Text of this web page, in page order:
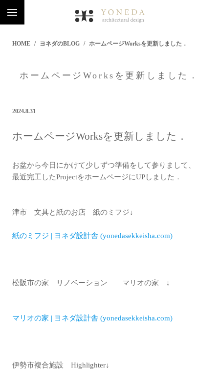
HOME ヨネダのBLOG ホームページWorksを更新しました．
ホームページWorksを更新しました．
2024.8.31
ホームページWorksを更新しました．
お盆から今日にかけて少しずつ準備をして参りまして、
最近完工したProjectをホームページにUPしました．
津市 文具と紙のお店 紙のミフジ↓
紙のミフジ | ヨネダ設計舎 (yonedasekkeisha.com)
松阪市の家 リノベーション マリオの家 ↓
マリオの家 | ヨネダ設計舎 (yonedasekkeisha.com)
伊勢市複合施設 Highlighter↓